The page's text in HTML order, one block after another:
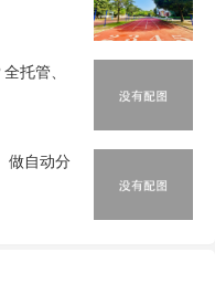
托管、
做自动分